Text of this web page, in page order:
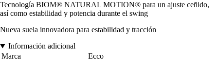
Tecnología BIOM® NATURAL MOTION® para un ajuste ceñido,
así como estabilidad y potencia durante el swing
Nueva suela innovadora para estabilidad y tracción
Información adicional
Marca
Ecco